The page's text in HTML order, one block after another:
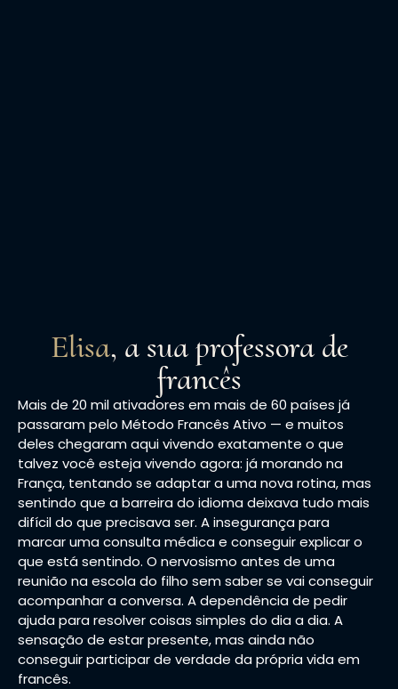
Elisa, a sua professora de
francês
Mais de 20 mil ativadores em mais de 60 países já
passaram pelo Método Francês Ativo — e muitos
deles chegaram aqui vivendo exatamente o que
talvez você esteja vivendo agora: já morando na
França, tentando se adaptar a uma nova rotina, mas
sentindo que a barreira do idioma deixava tudo mais
difícil do que precisava ser. A insegurança para
marcar uma consulta médica e conseguir explicar o
que está sentindo. O nervosismo antes de uma
reunião na escola do filho sem saber se vai conseguir
acompanhar a conversa. A dependência de pedir
ajuda para resolver coisas simples do dia a dia. A
sensação de estar presente, mas ainda não
conseguir participar de verdade da própria vida em
francês.